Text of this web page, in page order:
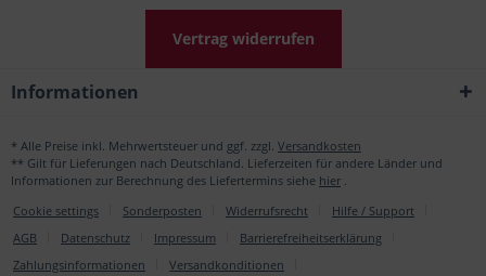
Vertrag widerrufen
Informationen
* Alle Preise inkl. Mehrwertsteuer und ggf. zzgl. Versandkosten
** Gilt für Lieferungen nach Deutschland. Lieferzeiten für andere Länder und
Informationen zur Berechnung des Liefertermins siehe hier
Cookie settings
Sonderposten Widerrufsrecht
Hilfe / Support
AGB
Datenschutz Impressum
Barrierefreiheitserklärung
Zahlungsinformationen
Versandkonditionen